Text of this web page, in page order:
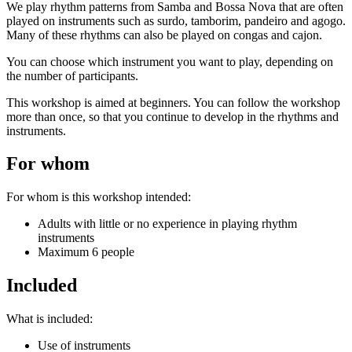
‘Inschrijving als cadeau’.
Ik wil een zelf te kiezen workshop cadeau geven
Wil je dat de ontvanger zelf een workshop kan kiezen? Schrijf je
dan in met je eigen naam en mailadres bij een workshop die als prijs
Vermeld bij ‘Opmerking’ voor wie het is en ‘workshop nog te
kiezen‘.
kiezen (of meerdere zolang dat past binnen de waarde).
‘Inschrijving als cadeau’.
Download er een leuke cadeau-afdruk bij!
Onderstaande afbeeldingen kun je downloaden (met een klik) en
leuke afdruk bij wil geven.
mee te doen, is het nog wel nodig een inschrijving te doen op de
website.
We play rhythm patterns from Samba and Bossa Nova that are often
played on instruments such as surdo, tamborim, pandeiro and agogo.
Many of these rhythms can also be played on congas and cajon.
You can choose which instrument you want to play, depending on
the number of participants.
This workshop is aimed at beginners. You can follow the workshop
more than once, so that you continue to develop in the rhythms and
instruments.
For whom
For whom is this workshop intended:
Adults with little or no experience in playing rhythm
instruments
Maximum 6 people
Included
What is included:
Use of instruments